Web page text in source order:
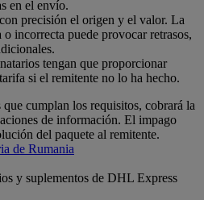
en el envío.
precisión el origen y el valor. La
incorrecta puede provocar retrasos,
tengan que proporcionar
si el remitente no lo ha hecho.
cumplan los requisitos, cobrará la
de información. El impago
del paquete al remitente.
de Rumania
y suplementos de DHL Express